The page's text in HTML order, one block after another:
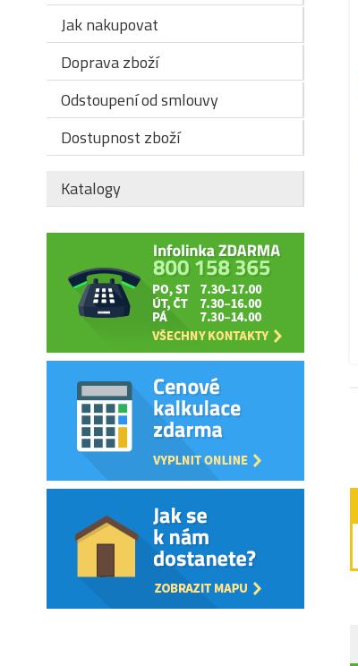
Jak nakupovat
Doprava zboží
Odstoupení od smlouvy
Dostupnost zboží
Katalogy